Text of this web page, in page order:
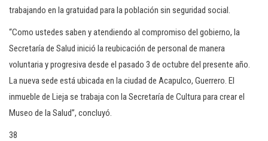
trabajando en la gratuidad para la población sin seguridad social.
“Como ustedes saben y atendiendo al compromiso del gobierno, la
Secretaría de Salud inició la reubicación de personal de manera
voluntaria y progresiva desde el pasado 3 de octubre del presente año.
La nueva sede está ubicada en la ciudad de Acapulco, Guerrero. El
inmueble de Lieja se trabaja con la Secretaría de Cultura para crear el
Museo de la Salud”, concluyó.
38